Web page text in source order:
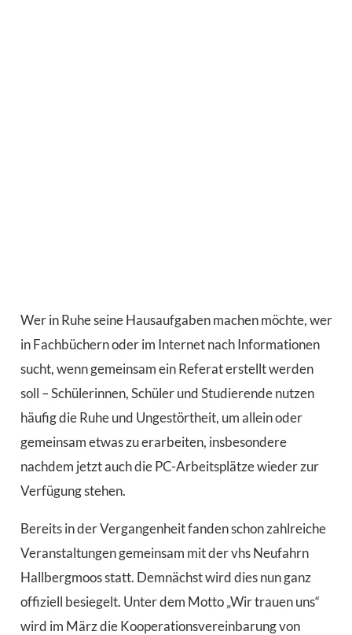
Wer in Ruhe seine Hausaufgaben machen möchte, wer
in Fachbüchern oder im Internet nach Informationen
sucht, wenn gemeinsam ein Referat erstellt werden
soll – Schülerinnen, Schüler und Studierende nutzen
häufig die Ruhe und Ungestörtheit, um allein oder
gemeinsam etwas zu erarbeiten, insbesondere
nachdem jetzt auch die PC-Arbeitsplätze wieder zur
Verfügung stehen.
Bereits in der Vergangenheit fanden schon zahlreiche
Veranstaltungen gemeinsam mit der vhs Neufahrn
Hallbergmoos statt. Demnächst wird dies nun ganz
offiziell besiegelt. Unter dem Motto „Wir trauen uns“
wird im März die Kooperationsvereinbarung von